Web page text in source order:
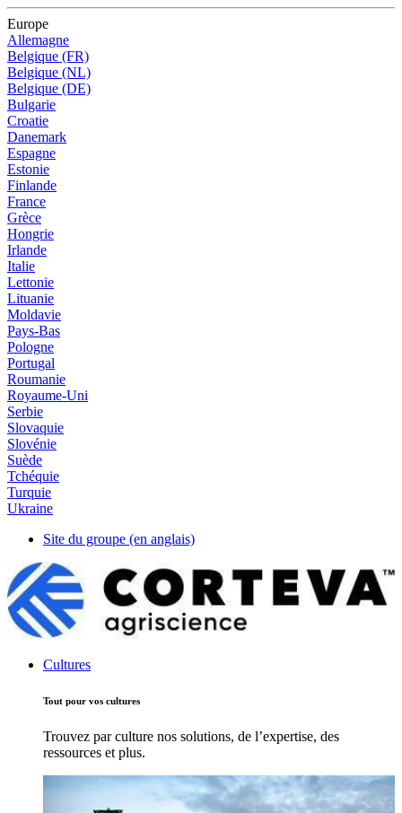
Europe
Allemagne
Belgique (FR)
Belgique (NL)
Belgique (DE)
Bulgarie
Croatie
Danemark
Espagne
Estonie
Finlande
France
Grèce
Hongrie
Irlande
Italie
Lettonie
Lituanie
Moldavie
Pays-Bas
Pologne
Portugal
Roumanie
Royaume-Uni
Serbie
Slovaquie
Slovénie
Suède
Tchéquie
Turquie
Ukraine
Site du groupe (en anglais)
Cultures
Tout pour vos cultures
Trouvez par culture nos solutions, de l’expertise, des
ressources et plus.